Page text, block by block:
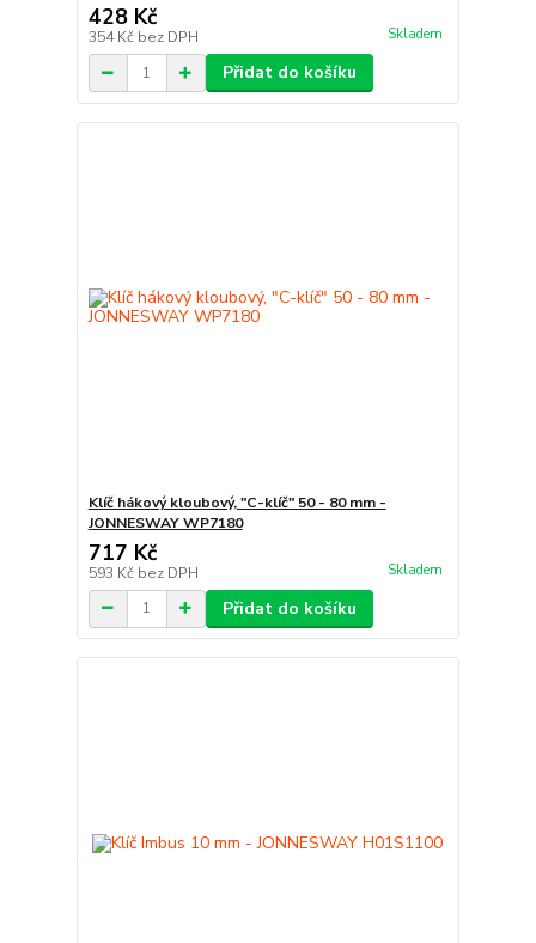
428 Kč
354 Kč bez DPH Skladem
Přidat do košíku
Klíč hákový kloubový, "C-klíč" 50 - 80 mm -
JONNESWAY WP7180
717 Kč
593 Kč bez DPH Skladem
Přidat do košíku